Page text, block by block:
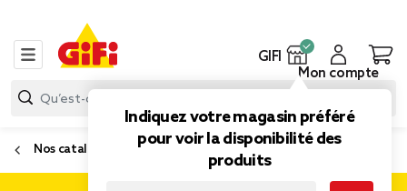
GIFI
Indiquez votre magasin préféré
pour voir la disponibilité des
produits
Mon compte
Nos catalogues